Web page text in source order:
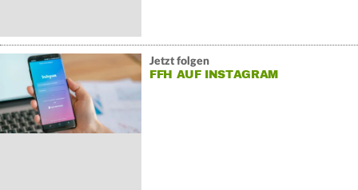
Jetzt folgen
FFH AUF INSTAGRAM